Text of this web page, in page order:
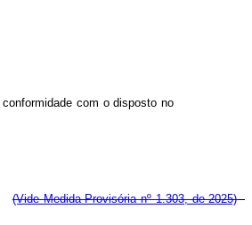
com o disposto no
(Vide Medida Provisória nº 1.303, de 2025)